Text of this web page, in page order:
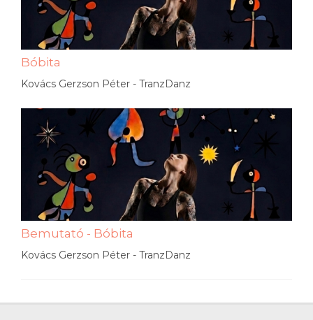
Bóbita
Kovács Gerzson Péter - TranzDanz
Bemutató - Bóbita
Kovács Gerzson Péter - TranzDanz